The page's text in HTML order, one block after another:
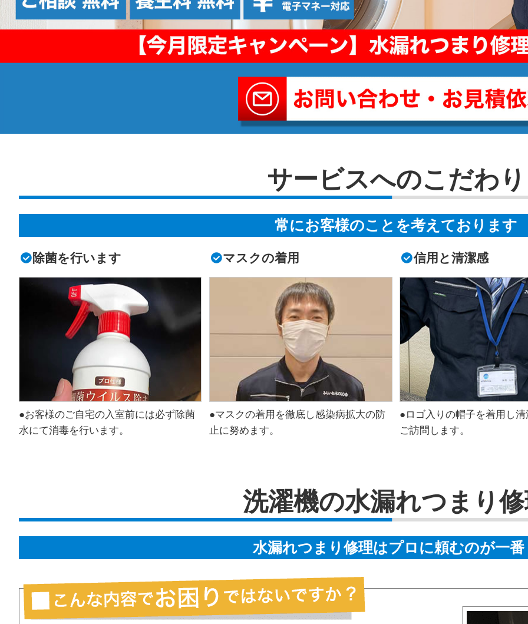
サービスへのこだわり
常にお客様のことを考えております
除菌を行います
●お客様のご自宅の入室前には必ず除菌
水にて消毒を行います。
マスクの着用
●マスクの着用を徹底し感染病拡大の防
止に努めます。
信用と清潔感
●ロゴ入りの帽子を着用し
ご訪問します。
洗濯機の水漏れつまり
水漏れつまり修理はプロに頼むのが一番